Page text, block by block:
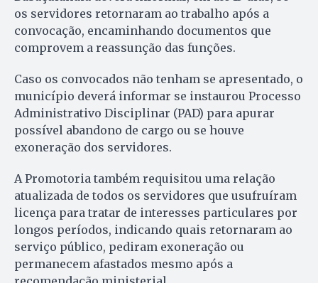
os servidores retornaram ao trabalho após a
convocação, encaminhando documentos que
comprovem a reassunção das funções.
Caso os convocados não tenham se apresentado, o
município deverá informar se instaurou Processo
Administrativo Disciplinar (PAD) para apurar
possível abandono de cargo ou se houve
exoneração dos servidores.
A Promotoria também requisitou uma relação
atualizada de todos os servidores que usufruíram
licença para tratar de interesses particulares por
longos períodos, indicando quais retornaram ao
serviço público, pediram exoneração ou
permanecem afastados mesmo após a